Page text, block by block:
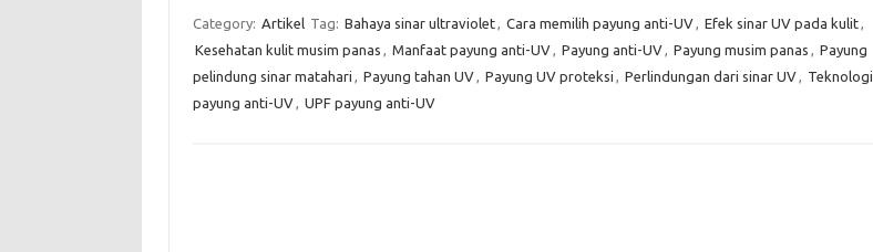
Category: Artikel Tag: Bahaya sinar ultraviolet, Cara memilih payung anti-UV, Efek sinar UV pada kulit,
Kesehatan kulit musim panas , Manfaat payung anti-UV, Payung anti-UV, Payung musim panas , Payung
pelindung sinar matahari , Payung tahan UV, Payung UV proteksi , Perlindungan dari sinar UV, Teknologi
payung anti-UV, UPF payung anti-UV